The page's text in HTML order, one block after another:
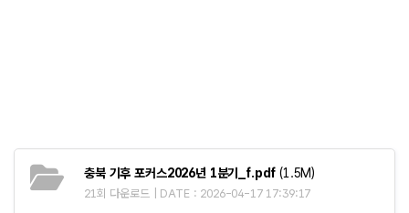
충북 기후 포커스2026년 1분기_f.pdf (1.5M)
21회 다운로드 | DATE : 2026-04-17 17:39:17